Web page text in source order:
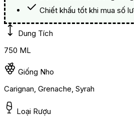
Chiết khấu tốt khi mua số
Dung Tích
750 ML
Giống Nho
Carignan, Grenache, Syrah
Loại Rượu